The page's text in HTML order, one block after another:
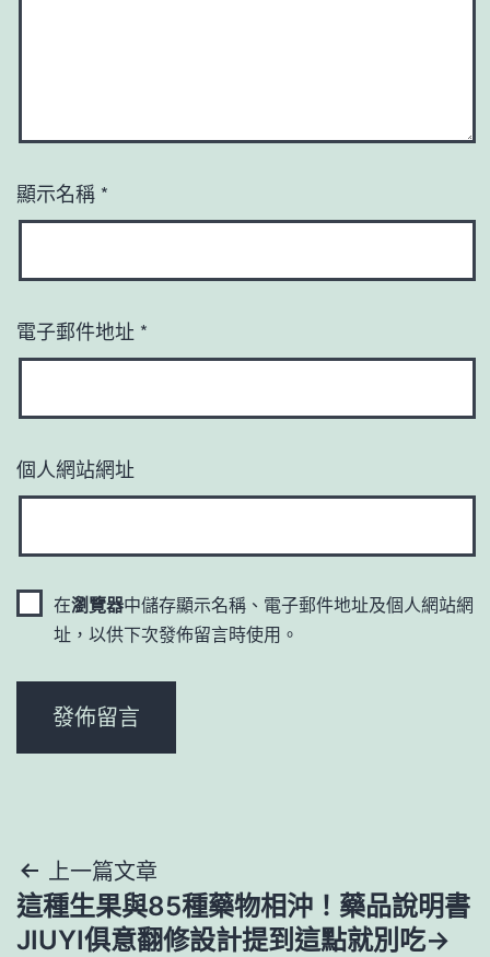
顯示名稱 *
電子郵件地址 *
個人網站網址
在瀏覽器中儲存顯示名稱、電子郵件地址及個人網站網
址，以供下次發佈留言時使用。
文
章
上一篇文章
這種生果與85種藥物相沖！藥品說明書
JIUYI俱意翻修設計提到這點就別吃→